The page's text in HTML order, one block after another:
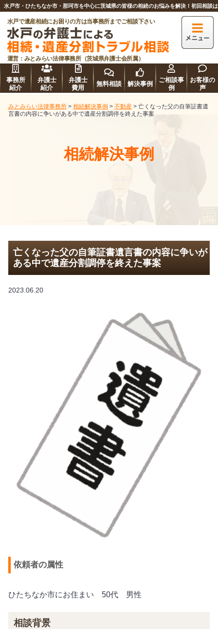
水戸市・ひたちなか市・那珂市を中心に茨城県の皆様の相続のお悩みを解決！初回相談
水戸で遺産相続にお困りの方は当事務所までご相談下さい
運営：みとみらい法律事務所（茨城県弁護士会所属）
事務所
紹介
弁護士
紹介
弁護士
費用
無料相談 解決事例
ご相談事
例
お客様の
声
みとみらい法律事務所> 相続解決事例 > 不動産> 亡くなった父の自筆証書遺
言書の内容に争いがある中で遺産分割調停を終えた事案
相続解決事例
亡くなった父の自筆証書遺言書の内容に争いが
ある中で遺産分割調停を終えた事案
2023.06.20
依頼者の属性
ひたちなか市にお住まい 50代 男性
相談背景